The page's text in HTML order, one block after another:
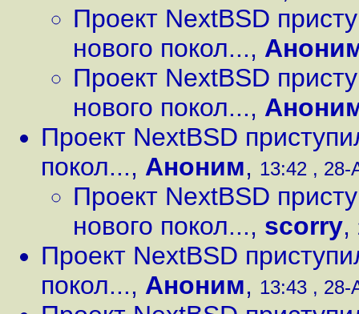
Проект NextBSD
нового покол...,
Проект NextBSD
нового покол...,
Проект NextBSD
покол..., Аноним, 13:42 , 28-
Проект NextBSD
нового покол..., scorry,
Проект NextBSD
покол..., Аноним, 13:43 , 28-